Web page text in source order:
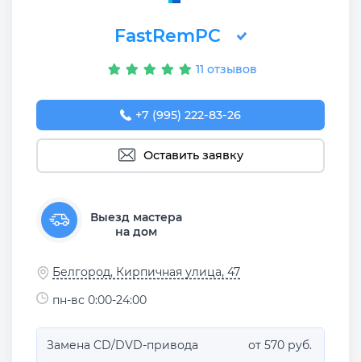
FastRemPC
11 отзывов
+7 (995) 222-83-26
Оставить заявку
Выезд мастера
на дом
Белгород, Кирпичная улица, 47
пн-вс 0:00-24:00
Замена CD/DVD-привода от 570 руб.